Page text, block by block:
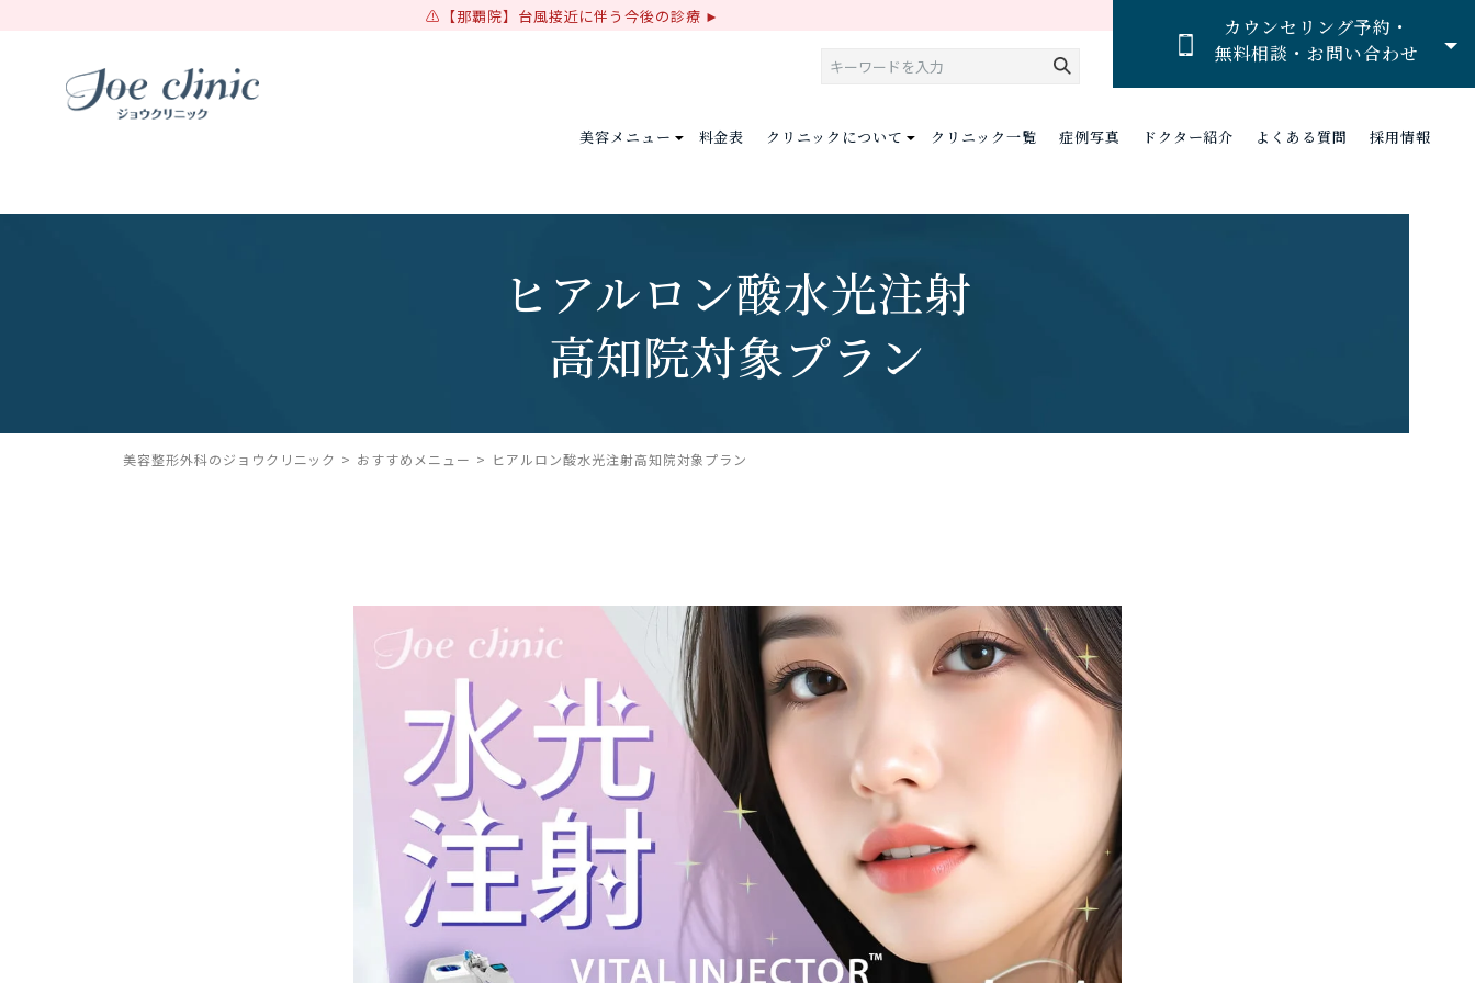
【那覇院】台風接近に伴う今後の診療
カウンセリング予約・
無料相談・お問い合わせ
美容メニュー 料金表 クリニックについて クリニック一覧 症例写真 ドクター紹介 よくある質問 採用情報
ヒアルロン酸水光注射
高知院対象プラン
美容整形外科のジョウクリニック おすすめメニュー ヒアルロン酸水光注射高知院対象プラン